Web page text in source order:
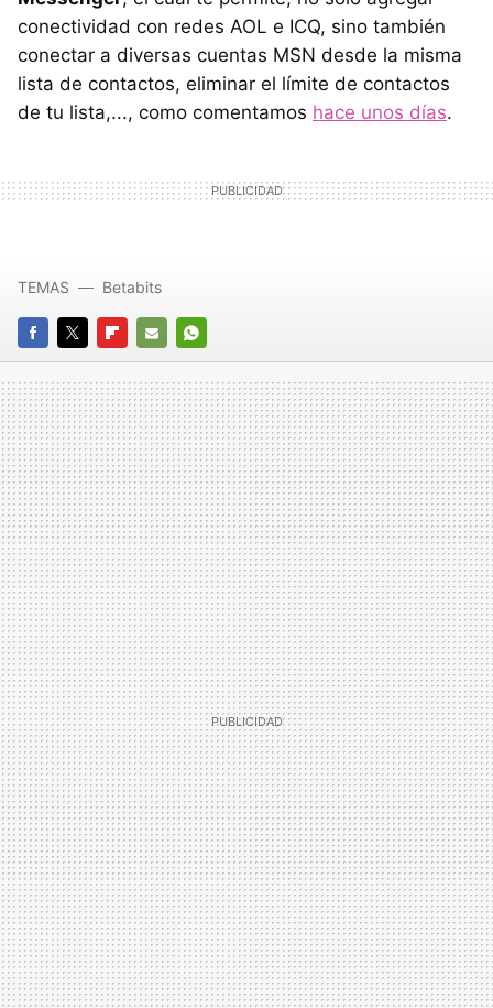
conectividad con redes AOL e ICQ, sino también
conectar a diversas cuentas MSN desde la misma
lista de contactos, eliminar el límite de contactos
de tu lista,..., como comentamos hace unos días.
FACEBOOK
TWITTERFLIPBOARD
E-
MAIL
WHATSAPP
TEMAS Betabits